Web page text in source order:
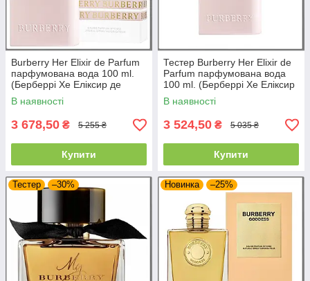
Burberry Her Elixir de Parfum
парфумована вода 100 ml.
(Берберрі Хе Еліксир де
Парфум)
В наявності
3 678,50 ₴ 5 255 ₴
Купити
Тестер Burberry Her Elixir de
Parfum парфумована вода
100 ml. (Берберрі Хе Еліксир
де Парфум)
В наявності
3 524,50 ₴ 5 035 ₴
Купити
Тестер –30% Новинка –25%